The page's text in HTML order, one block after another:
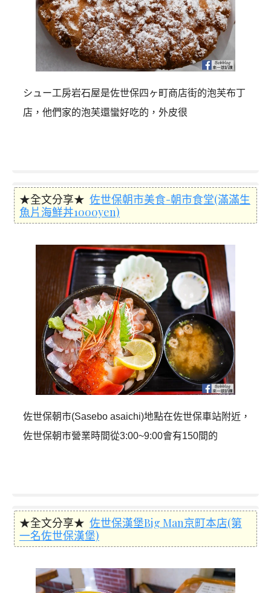
シュー工房岩石屋是佐世保四ヶ町商店街的泡芙布丁
店，他們家的泡芙還蠻好吃的，外皮很
★全文分享★ 佐世保朝市美食-朝市食堂(滿滿生
魚片海鮮丼1000yen)
佐世保朝市(Sasebo asaichi)地點在佐世保車站附近，
佐世保朝市營業時間從3:00~9:00會有150間的
★全文分享★ 佐世保漢堡Big Man京町本店(第
一名佐世保漢堡)